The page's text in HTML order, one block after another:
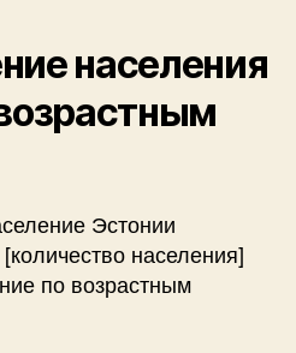
населения
Эстонии
населения]
по возрастным